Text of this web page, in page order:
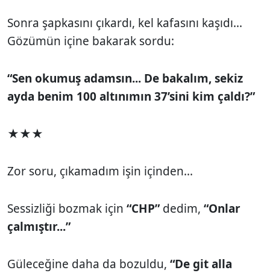
Sonra şapkasını çıkardı, kel kafasını kaşıdı...
Gözümün içine bakarak sordu:
“Sen okumuş adamsın... De bakalım, sekiz
ayda benim 100 altınımın 37’sini kim çaldı?”
★★★
Zor soru, çıkamadım işin içinden...
Sessizliği bozmak için “CHP”dedim, “Onlar
çalmıştır...”
Güleceğine daha da bozuldu, “De git alla